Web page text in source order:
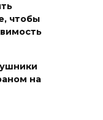
чтобы
на